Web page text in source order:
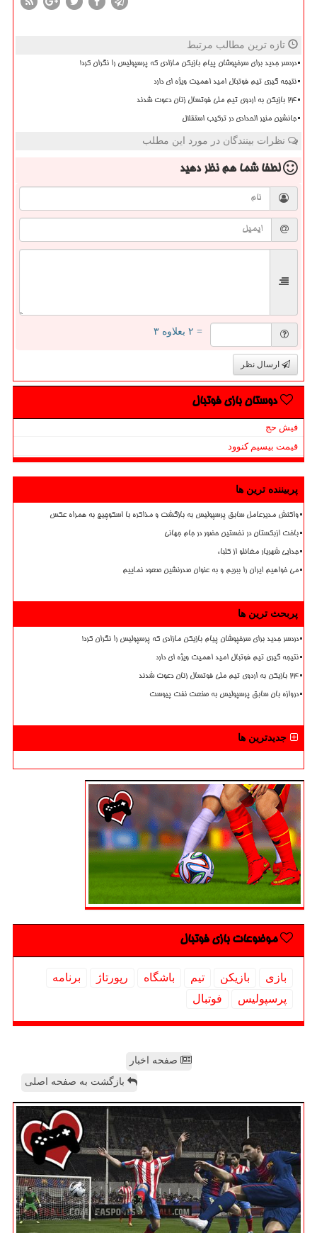
تازه ترین مطالب مرتبط
دردسر جدید برای سرخپوشان پیام بازیکن مازادی که پرسپولیس را نگران کرد!
نتیجه گیری تیم فوتبال امید اهمیت ویژه ای دارد
۲۴ بازیکن به اردوی تیم ملی فوتسال زنان دعوت شدند
جانشین منیر الحدادی در ترکیب استقلال
نظرات بینندگان در مورد این مطلب
لطفا شما همنظر دهید
= ۲ بعلاوه ۳
ارسال نظر
دوستان بازی فوتبال
فیش حج
قیمت بیسیم کنوود
پربیننده ترین ها
واکنش مدیرعامل سابق پرسپولیس به بازگشت و مذاکره با اسکوچیچ به همراه عکس
باخت ازبکستان در نخستین حضور در جام جهانی
جدایی شهریار مغانلو از کلباء
می خواهیم ایران را ببریم و به عنوان صدرنشین صعود نماییم
پربحث ترین ها
دردسر جدید برای سرخپوشان پیام بازیکن مازادی که پرسپولیس را نگران کرد!
نتیجه گیری تیم فوتبال امید اهمیت ویژه ای دارد
۲۴ بازیکن به اردوی تیم ملی فوتسال زنان دعوت شدند
دروازه بان سابق پرسپولیس به صنعت نفت پیوست
جدیدترین ها
موضوعات بازی فوتبال
بازی بازیكن تیم باشگاه رپورتاژ
برنامه
پرسپولیس
فوتبال
صفحه اخبار
بازگشت به صفحه اصلی